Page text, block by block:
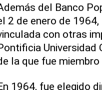
del Banco
2 de enero de
con otras
Universidad
la que fue
1964, fue elegido